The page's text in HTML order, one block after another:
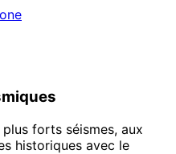
forts séismes, aux
historiques avec le